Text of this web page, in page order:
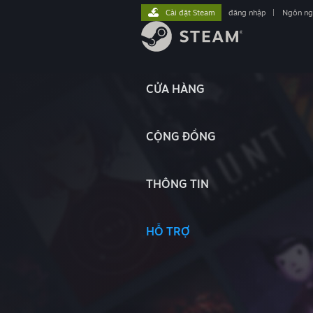
CỬA HÀNG
CỘNG ĐỒNG
THÔNG TIN
HỖ TRỢ
Cài đặt Steam đăng nhập Ngôn